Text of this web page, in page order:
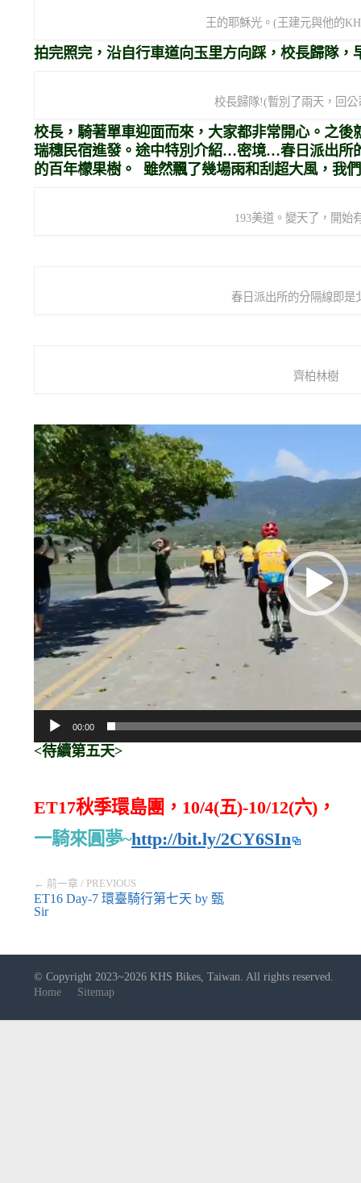
王的耶穌光。(王建元與他的
拍完照完，沿自行車道向玉里方向踩，校長歸隊，
校長歸隊!(暫別了兩天，回公
校長，騎著單車迎面而來，大家都非常開心。之後
瑞穗民宿進發。途中特別介紹…密境…春日派出所
的百年檬果樹。 雖然飄了幾場雨和刮超大風，我
193美道。變天了，開始
春日派出所的分隔線即是
齊柏林樹
視
訊
播
放
器
00:00
<待續第五天>
ET17秋季環島團，10/4(五)-10/12(六)，
一騎來圓夢~http://bit.ly/2CY6SIn
← 前一章 / PREVIOUS
ET16 Day-7 環臺騎行第七天 by 甄
Sir
© Copyright 2023~2026 KHS Bikes, Taiwan. All rights reserved.
Home
Sitemap